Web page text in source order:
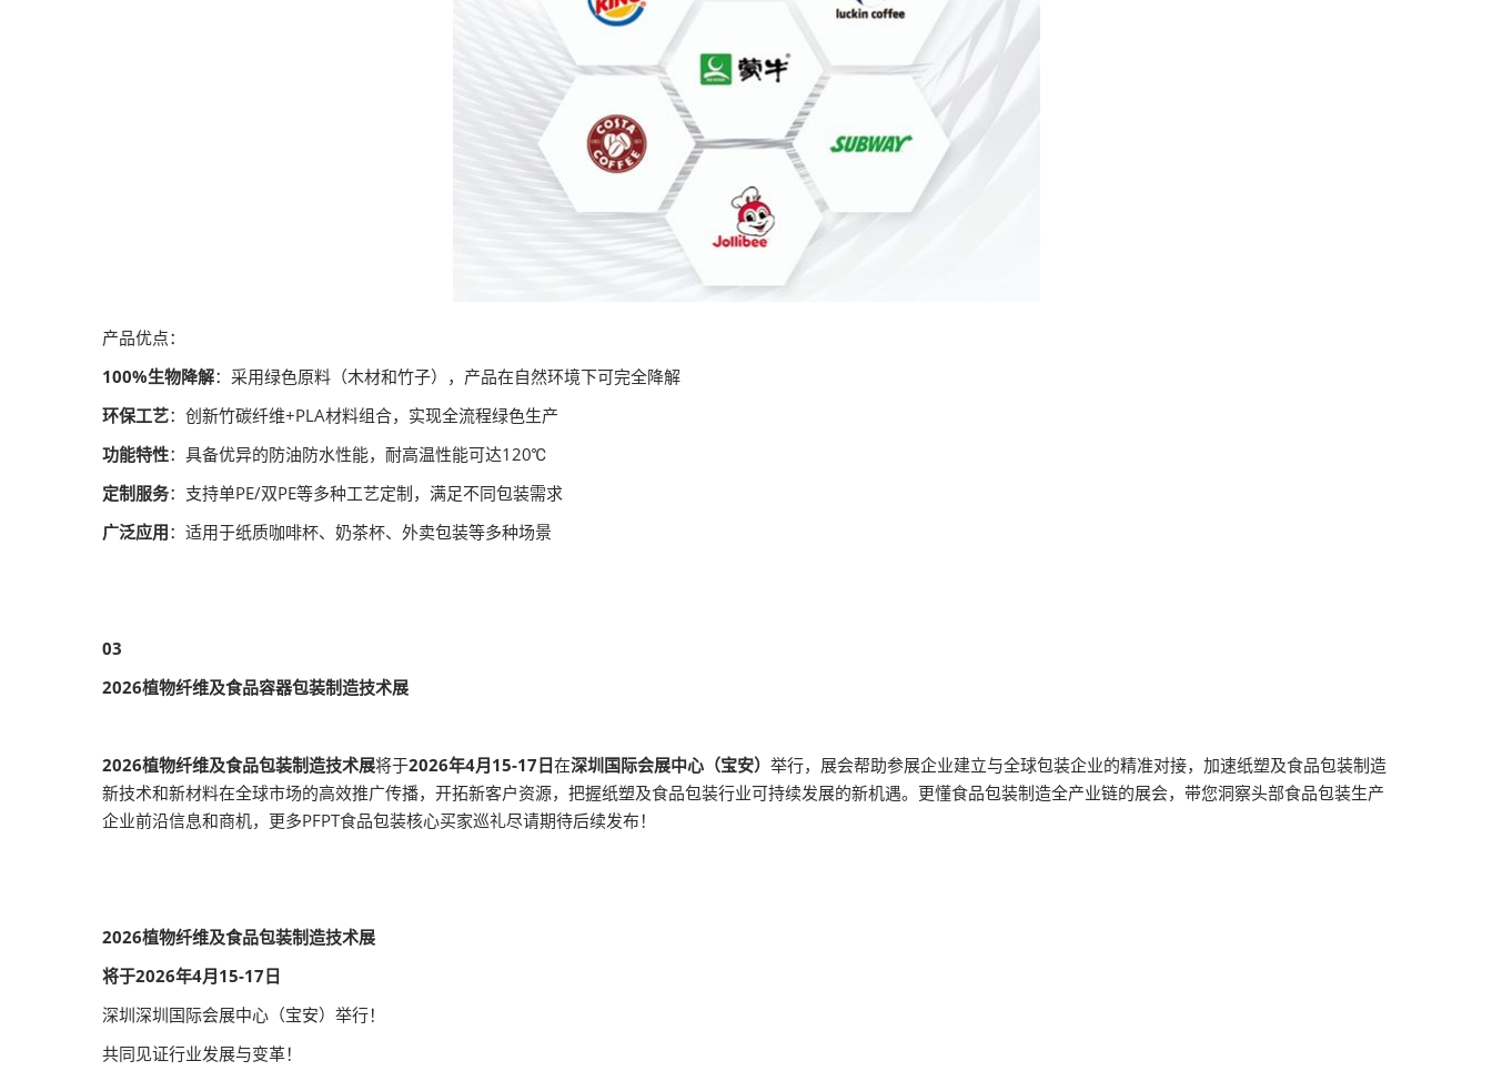
产品优点：
100%生物降解：采用绿色原料（木材和竹子），产品在自然环境下可完全降解
环保工艺：创新竹碳纤维+PLA材料组合，实现全流程绿色生产
功能特性：具备优异的防油防水性能，耐高温性能可达120℃
定制服务：支持单PE/双PE等多种工艺定制，满足不同包装需求
广泛应用：适用于纸质咖啡杯、奶茶杯、外卖包装等多种场景
03
2026植物纤维及食品容器包装制造技术展
2026植物纤维及食品包装制造技术展将于2026年4月15-17日在深圳国际会展中心（宝安） 举行，展会帮助参展企业建立与全球包装企业的精准对接，加速纸塑及食品包装制造
新技术和新材料在全球市场的高效推广传播，开拓新客户资源，把握纸塑及食品包装行业可持续发展的新机遇。更懂食品包装制造全产业链的展会，带您洞察头部食品包装生产
企业前沿信息和商机，更多PFPT食品包装核心买家巡礼尽请期待后续发布！
2026植物纤维及食品包装制造技术展
将于2026年4月15-17日
深圳深圳国际会展中心（宝安）举行！
共同见证行业发展与变革！